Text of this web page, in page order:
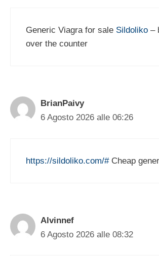
Generic Viagra for sale Sildoliko –
over the counter
BrianPaivy
6 Agosto 2026 alle 06:26
https://sildoliko.com/#Cheap
Alvinnef
6 Agosto 2026 alle 08:32